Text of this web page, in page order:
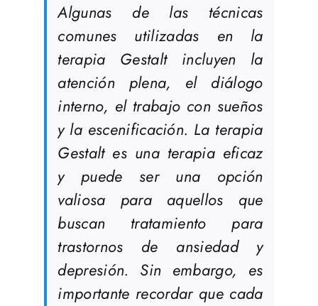
Algunas de las técnicas
comunes utilizadas en la
terapia Gestalt incluyen la
atención plena, el diálogo
interno, el trabajo con sueños
y la escenificación. La terapia
Gestalt es una terapia eficaz
y puede ser una opción
valiosa para aquellos que
buscan tratamiento para
trastornos de ansiedad y
depresión. Sin embargo, es
importante recordar que cada